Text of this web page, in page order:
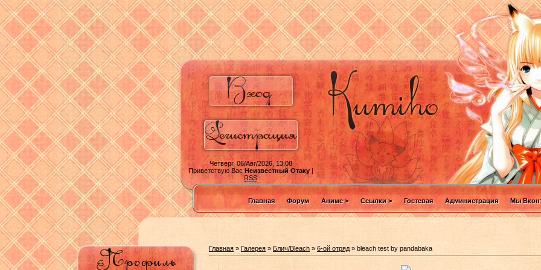
Четверг, 06/Авг/2026, 13:08
Приветствую ВасНеизвестный Отаку|
RSS
Главная Форум Аниме > Ссылки > Гостевая Администрация Мы
Главная »Галерея » Блич/Bleach » 6-ой отряд » bleach test by pandabaka